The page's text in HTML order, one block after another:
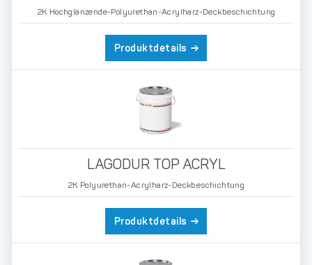
2K Hochglänzende-Polyurethan-Acrylharz-Deckbeschichtung
Produktdetails
LAGODUR TOP ACRYL
2K Polyurethan-Acrylharz-Deckbeschichtung
Produktdetails